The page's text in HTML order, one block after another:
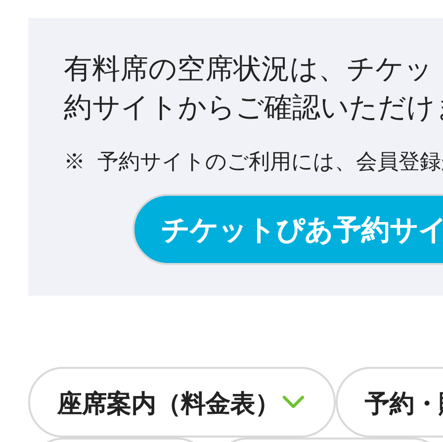
有料席の空席状況は、チケッ
約サイトからご確認いただけ
※ 予約サイトのご利用には、会員登
チケットぴあ予約サ
座席案内（料金表） 予約